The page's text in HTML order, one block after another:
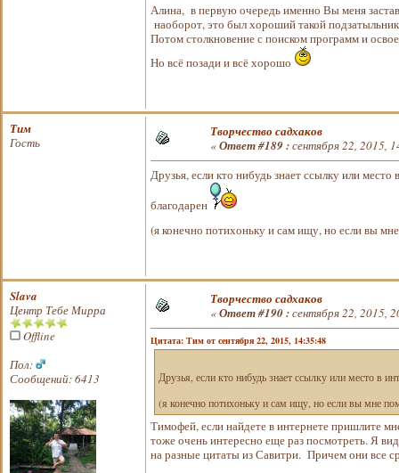
Алина, в первую очередь именно Вы меня
наоборот, это был хороший такой
Потом столкновение с поиском программ и
Но всё позади и всё хорошо
Тим
Гость
Творчество садхаков
«Ответ #189 :сентября 22, 2015,
Друзья, если кто нибудь знает ссылку или
благодарен
(я конечно потихоньку и сам ищу, но если вы
Slava
Центр Тебе Мирра
Offline
Пол:
Сообщений: 6413
Творчество садхаков
«Ответ #190 :сентября 22, 2015,
Цитата: Тим от сентября 22, 2015, 14:35:48
Друзья, если кто нибудь знает ссылку или место в
(я конечно потихоньку и сам ищу, но если вы мне
Тимофей, если найдете в интернете пришлите
тоже очень интересно еще раз посмотреть. Я
на разные цитаты из Савитри. Причем они все